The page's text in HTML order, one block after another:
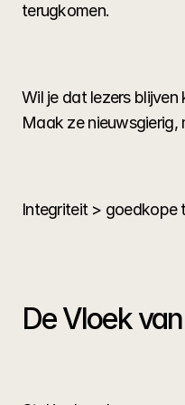
terugkomen.
Wil je dat lezers
Maak ze
Integriteit > goedkope
De Vloek